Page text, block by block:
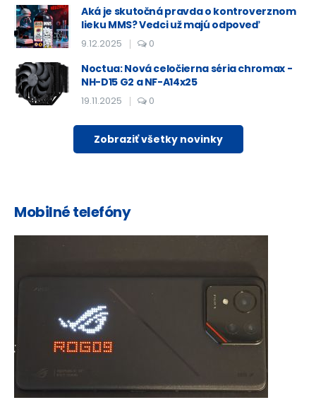
Aká je skutočná pravda o kontroverznom
lieku MMS? Vedci už majú odpoveď
9.12.2025 0
Noctua: Nová celočierna séria chromax -
NH-D15 G2 a NF-A14x25
19.11.2025 0
Zobraziť všetky novinky
Mobilné telefóny